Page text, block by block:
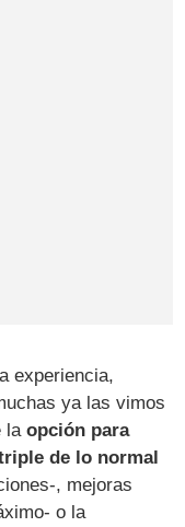
experiencia,
ya las vimos
laopción para
de lo normal
, mejoras
o la